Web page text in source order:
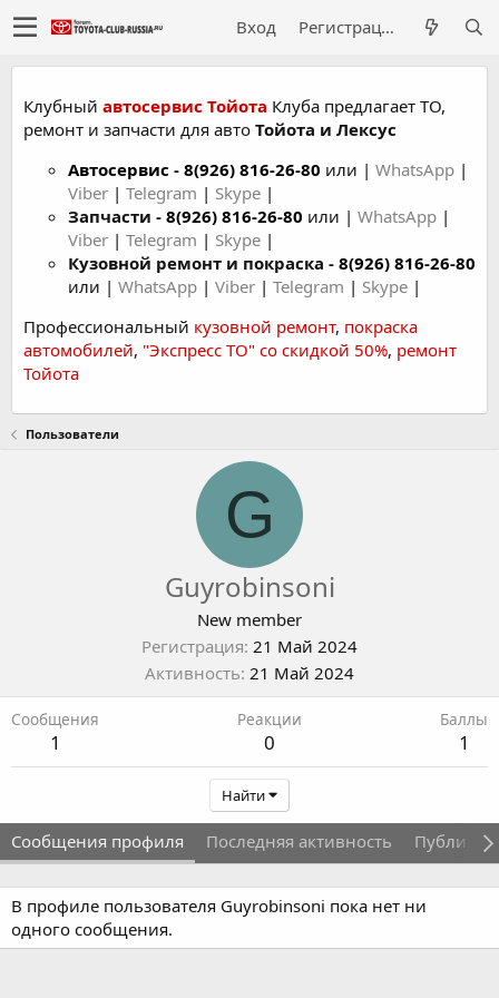
Вход Регистрация
Клубный автосервис Тойота Клуба предлагает ТО,
ремонт и запчасти для авто Тойота и Лексус
Автосервис - 8(926) 816-26-80 или | WhatsApp |
Viber | Telegram | Skype |
Запчасти - 8(926) 816-26-80 или | WhatsApp |
Viber | Telegram | Skype |
Кузовной ремонт и покраска - 8(926) 816-26-80
или | WhatsApp | Viber | Telegram | Skype |
Профессиональный кузовной ремонт, покраска
автомобилей, "Экспресс ТО" со скидкой 50%, ремонт
Тойота
Пользователи
G
Guyrobinsoni
New member
Регистрация 21 Май 2024
Активность 21 Май 2024
Сообщения
1
Реакции
0
Баллы
1
Найти
Сообщения профиля Последняя активность
В профиле пользователя Guyrobinsoni пока нет ни
одного сообщения.